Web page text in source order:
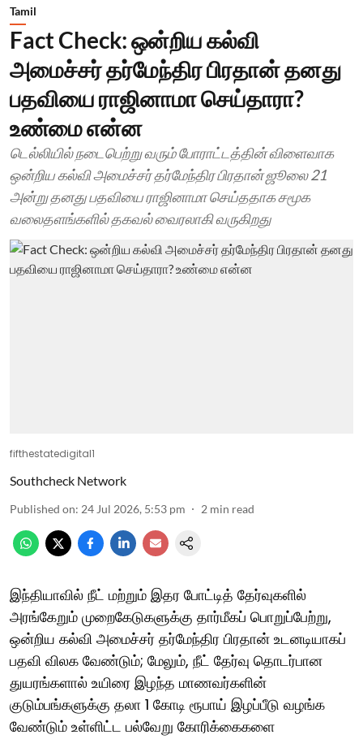
Tamil
Fact Check: ஒன்றிய கல்வி
அமைச்சர் தர்மேந்திர பிரதான் தனது
பதவியை ராஜினாமா செய்தாரா?
உண்மை என்ன
டெல்லியில் நடைபெற்று வரும் போராட்டத்தின் விளைவாக
ஒன்றிய கல்வி அமைச்சர் தர்மேந்திர பிரதான் ஜூலை 21
அன்று தனது பதவியை ராஜினாமா செய்ததாக சமூக
வலைதளங்களில் தகவல் வைரலாகி வருகிறது
fifthestatedigital1
Southcheck Network
Published on: 24 Jul 2026, 5:53 pm 2 min read
இந்தியாவில் நீட் மற்றும் இதர போட்டித் தேர்வுகளில்
அரங்கேறும் முறைகேடுகளுக்கு தார்மீகப் பொறுப்பேற்று,
ஒன்றிய கல்வி அமைச்சர் தர்மேந்திர பிரதான் உடனடியாகப்
பதவி விலக வேண்டும்; மேலும், நீட் தேர்வு தொடர்பான
துயரங்களால் உயிரை இழந்த மாணவர்களின்
குடும்பங்களுக்கு தலா 1 கோடி ரூபாய் இழப்பீடு வழங்க
வேண்டும் உள்ளிட்ட பல்வேறு கோரிக்கைகளை